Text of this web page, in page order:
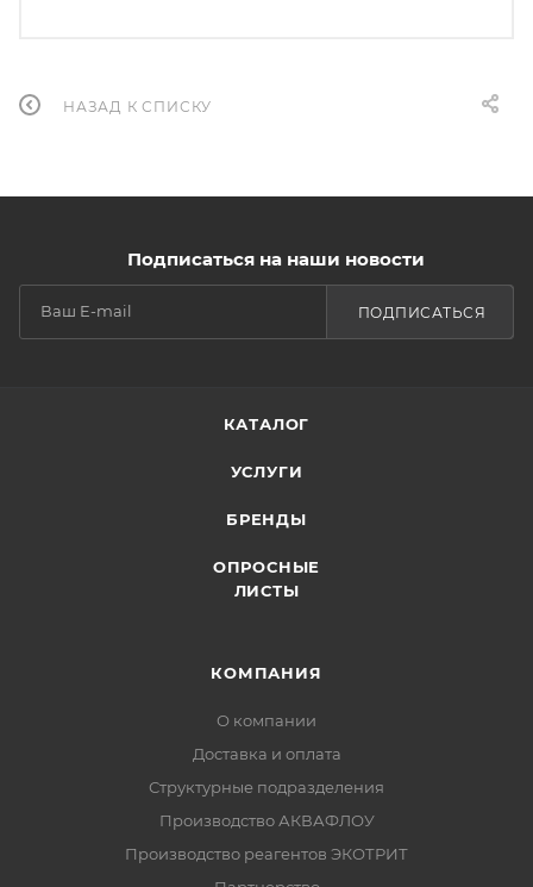
НАЗАД К СПИСКУ
Подписаться на наши новости
ПОДПИСАТЬСЯ
КАТАЛОГ
УСЛУГИ
БРЕНДЫ
ОПРОСНЫЕ
ЛИСТЫ
КОМПАНИЯ
О компании
Доставка и оплата
Структурные подразделения
Производство АКВАФЛОУ
Производство реагентов ЭКОТРИТ